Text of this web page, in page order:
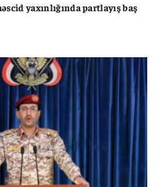
yaxınlığında partlayış baş